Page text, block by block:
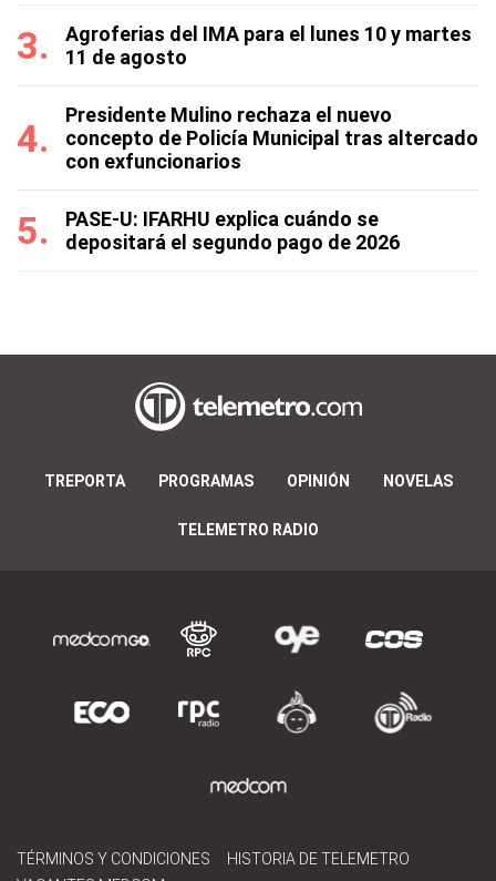
Agroferias del IMA para el lunes 10 y martes
11 de agosto
Presidente Mulino rechaza el nuevo
concepto de Policía Municipal tras altercado
con exfuncionarios
PASE-U: IFARHU explica cuándo se
depositará el segundo pago de 2026
TREPORTA PROGRAMAS OPINIÓN NOVELAS
TELEMETRO RADIO
TÉRMINOS Y CONDICIONES
HISTORIA DE TELEMETRO